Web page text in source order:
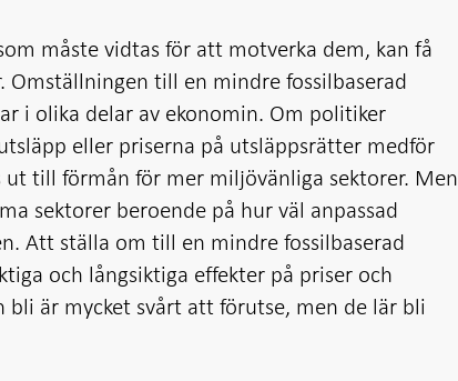
måste vidtas för att motverka dem, kan få
Omställningen till en mindre fossilbaserad
i olika delar av ekonomin. Om politiker
eller priserna på utsläppsrätter medför
till förmån för mer miljövänliga sektorer. Men
sektorer beroende på hur väl anpassad
Att ställa om till en mindre fossilbaserad
och långsiktiga effekter på priser och
är mycket svårt att förutse, men de lär bli